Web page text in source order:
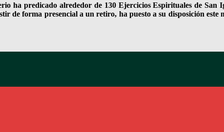
ha predicado alrededor de 130 Ejercicios Espirituales de San
de forma presencial a un retiro, ha puesto a su disposición
IVE